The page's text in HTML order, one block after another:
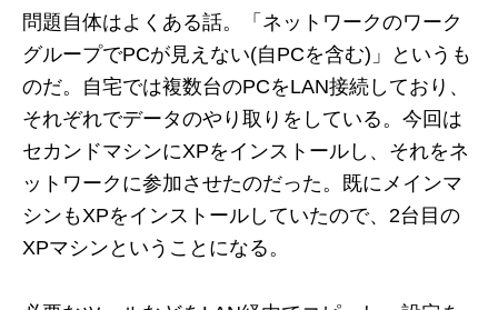
問題自体はよくある話。「ネットワークのワーク
グループでPCが見えない(自PCを含む)」というも
のだ。自宅では複数台のPCをLAN接続しており、
それぞれでデータのやり取りをしている。今回は
セカンドマシンにXPをインストールし、それをネ
ットワークに参加させたのだった。既にメインマ
シンもXPをインストールしていたので、2台目の
XPマシンということになる。